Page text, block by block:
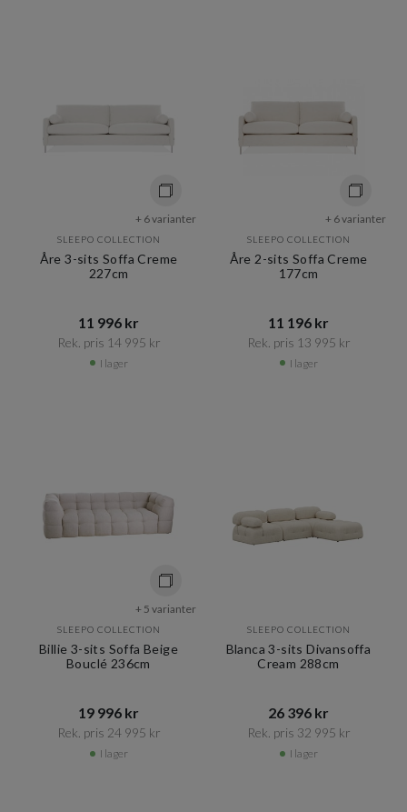
+ 6 varianter
SLEEPO COLLECTION
Åre 3-sits Soffa Creme
227cm
11 996 kr​​
Rek. pris 14 995 kr​​
I lager
+ 6 varianter
SLEEPO COLLECTION
Åre 2-sits Soffa Creme
177cm
11 196 kr​​
Rek. pris 13 995 kr​​
I lager
+ 5 varianter
SLEEPO COLLECTION
Billie 3-sits Soffa Beige
Bouclé 236cm
19 996 kr​​
Rek. pris 24 995 kr​​
I lager
SLEEPO COLLECTION
Blanca 3-sits Divansoffa
Cream 288cm
26 396 kr​​
Rek. pris 32 995 kr​​
I lager